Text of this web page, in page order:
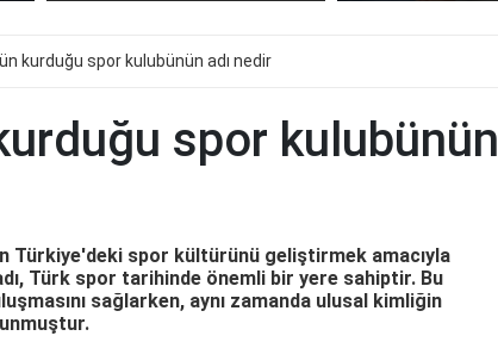
kurduğu spor kulubünün adı nedir
spor kulubünün
Türkiye'deki spor kültürünü geliştirmek amacıyla
Türk spor tarihinde önemli bir yere sahiptir. Bu
sağlarken, aynı zamanda ulusal kimliğin